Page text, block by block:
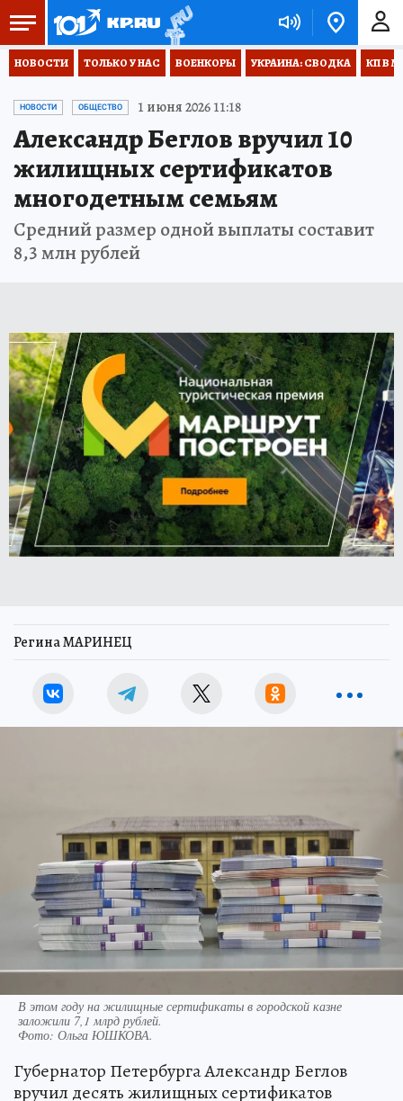
НОВОСТИ ТОЛЬКО У НАС ВОЕНКОРЫ УКРАИНА: СВОДКА КП В
НОВОСТИ ОБЩЕСТВО 1 июня 2026 11:18
Александр Беглов вручил 10
жилищных сертификатов
многодетным семьям
Средний размер одной выплаты составит
8,3 млн рублей
Регина МАРИНЕЦ
В этом году на жилищные сертификаты в городской казне
заложили 7,1 млрд рублей.
Фото: Ольга ЮШКОВА.
Губернатор Петербурга Александр Беглов
вручил десять жилищных сертификатов